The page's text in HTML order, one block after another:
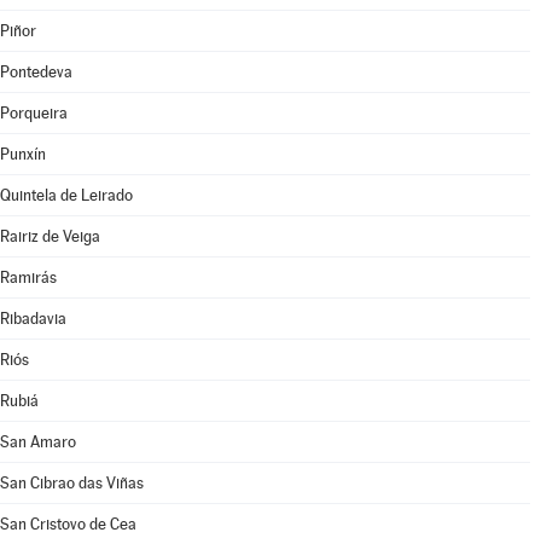
Piñor
Pontedeva
Porqueira
Punxín
Quintela de Leirado
Rairiz de Veiga
Ramirás
Ribadavia
Riós
Rubiá
San Amaro
San Cibrao das Viñas
San Cristovo de Cea